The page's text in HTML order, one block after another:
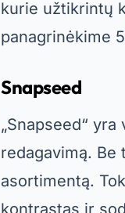
kurie užtikrintų
panagrinėkime
Snapseed
„Snapseed“
redagavimą.
asortimentą.
kontrastas ir